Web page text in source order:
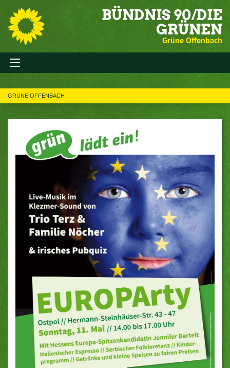
BÜNDNIS 90/DIE
GRÜNEN
Grüne Offenbach
GRÜNE OFFENBACH